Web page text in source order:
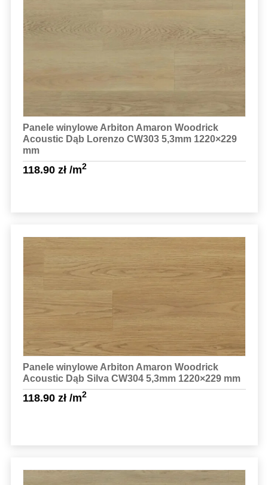
Panele winylowe Arbiton Amaron Woodrick
Acoustic Dąb Lorenzo CW303 5,3mm 1220×229
mm
118.90 zł/m2
Sprawdź szczegóły
Panele winylowe Arbiton Amaron Woodrick
Acoustic Dąb Silva CW304 5,3mm 1220×229 mm
118.90 zł/m2